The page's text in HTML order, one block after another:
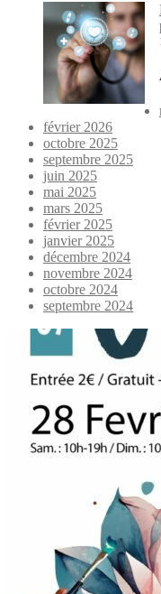
février 2026
octobre 2025
septembre 2025
juin 2025
mai 2025
mars 2025
février 2025
janvier 2025
décembre 2024
novembre 2024
octobre 2024
septembre 2024